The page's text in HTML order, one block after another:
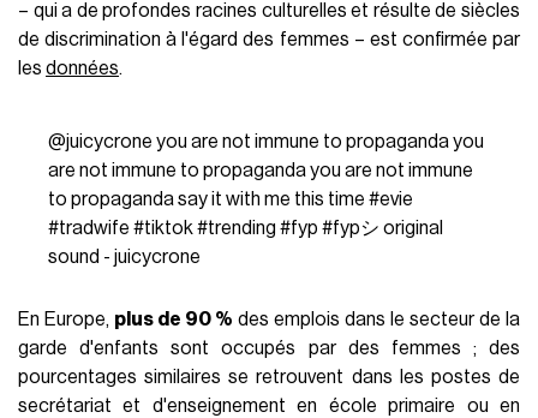
– qui a de profondes racines culturelles et résulte de siècles
de discrimination à l'égard des femmes – est confirmée par
lesdonnées.
@juicycrone you are not immune to propaganda you
are not immune to propaganda you are not immune
to propaganda say it with me this time #evie
#tradwife #tiktok#trending #fyp #fypシ original
sound - juicycrone
En Europe, plus de 90 % des emplois dans le secteur de la
garde d'enfants sont occupés par des femmes ; des
pourcentages similaires se retrouvent dans les postes de
secrétariat et d'enseignement en école primaire ou en